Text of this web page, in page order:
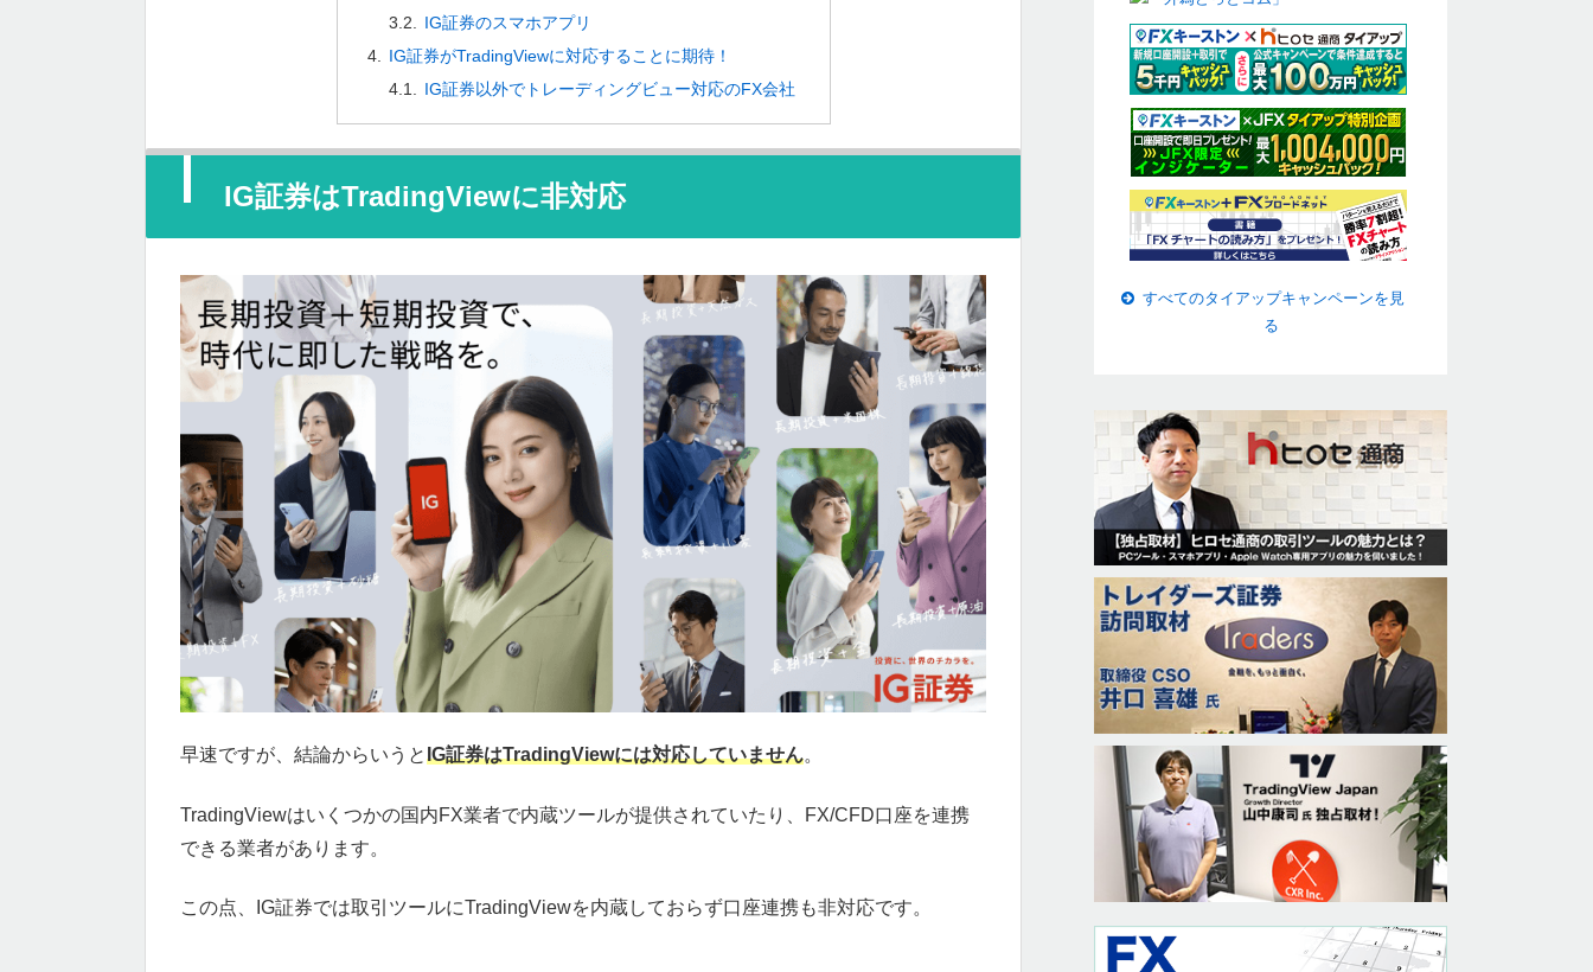
IG証券のスマホアプリ
IG証券がTradingViewに対応することに期待！
IG証券以外でトレーディングビュー対応のFX会社
IG証券はTradingViewに非対応
早速ですが、結論からいうとIG証券はTradingViewには対応していません。
TradingViewはいくつかの国内FX業者で内蔵ツールが提供されていたり、FX/CFD口座を連携
できる業者があります。
この点、IG証券では取引ツールにTradingViewを内蔵しておらず口座連携も非対応です。
すべてのタイアップキャンペーンを見
る